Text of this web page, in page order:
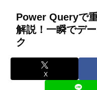
Power Queryで
解説！一瞬でデ
ク
X